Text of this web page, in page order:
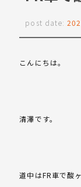
post date:
こんにちは。
清澤です。
道中はFR車で酸